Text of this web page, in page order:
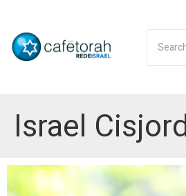
Israel